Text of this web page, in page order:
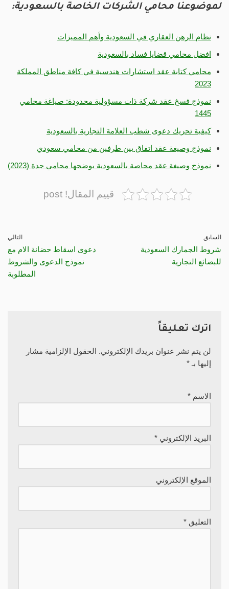
لموضوعنا محامي الشركات الخاصة بالسعودية:
نظام الرهن العقاري في السعودية وأهم المميزات
افضل محامي قضايا فساد بالسعودية
محامي كتابة عقد استشارات هندسية في كافة مناطق المملكة
2023
نموذج فسخ عقد شركة ذات مسؤولية محدودة: صياغة محامي
1445
كيفية تحريك دعوى شطب العلامة التجارية بالسعودية
نموذج وصيغة عقد اتفاق بين طرفين من محامي سعودي
نموذج وصيغة عقد محاصة بالسعودية يوضحها محامي جدة (2023)
قييم المقال! post
السابق
شروط الجمارك السعودية
للبضائع التجارية
التالي
دعوى اسقاط حضانة الام مع
نموذج الدعوى والشروط
المطلوبة
اترك تعليقاً
لن يتم نشر عنوان بريدك الإلكتروني. الحقول الإلزامية مشار
إليها بـ *
الاسم *
البريد الإلكتروني *
الموقع الإلكتروني
التعليق *